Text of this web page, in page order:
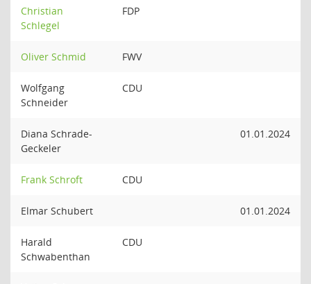
Christian
Schlegel
FDP
Oliver Schmid FWV
Wolfgang
Schneider
CDU
Diana Schrade-
Geckeler
01.01.2024
Frank Schroft CDU
Elmar Schubert 01.01.2024
Harald
Schwabenthan
CDU